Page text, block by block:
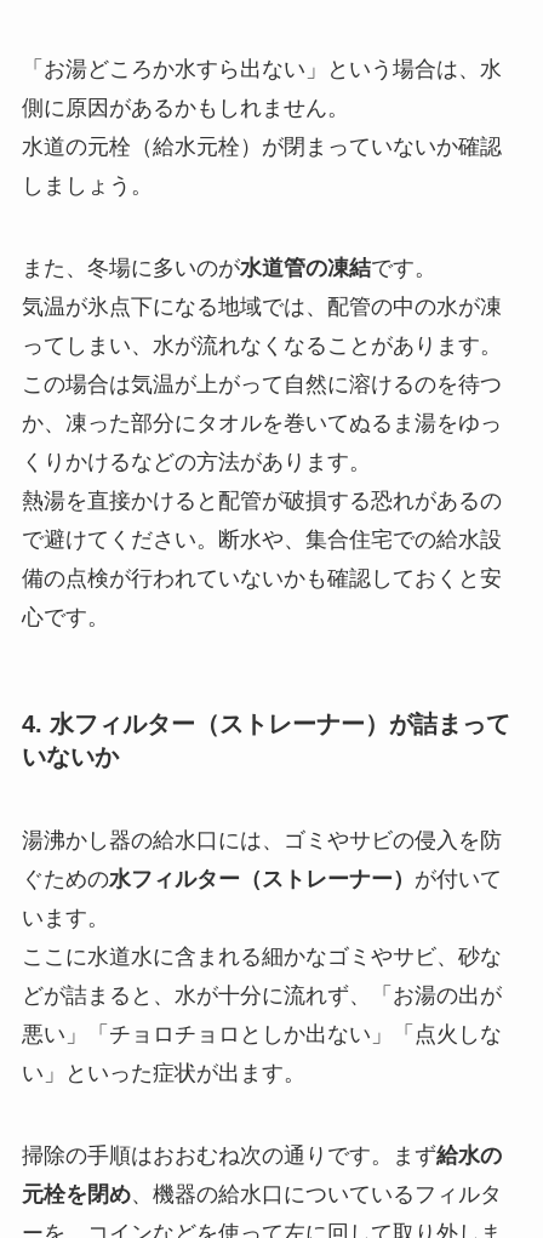
「お湯どころか水すら出ない」という場合は、水
側に原因があるかもしれません。
水道の元栓（給水元栓）が閉まっていないか確認
しましょう。
また、冬場に多いのが水道管の凍結です。
気温が氷点下になる地域では、配管の中の水が凍
ってしまい、水が流れなくなることがあります。
この場合は気温が上がって自然に溶けるのを待つ
か、凍った部分にタオルを巻いてぬるま湯をゆっ
くりかけるなどの方法があります。
熱湯を直接かけると配管が破損する恐れがあるの
で避けてください。断水や、集合住宅での給水設
備の点検が行われていないかも確認しておくと安
心です。
4. 水フィルター（ストレーナー）が詰まって
いないか
湯沸かし器の給水口には、ゴミやサビの侵入を防
ぐための水フィルター（ストレーナー） が付いて
います。
ここに水道水に含まれる細かなゴミやサビ、砂な
どが詰まると、水が十分に流れず、「お湯の出が
悪い」「チョロチョロとしか出ない」「点火しな
い」といった症状が出ます。
掃除の手順はおおむね次の通りです。まず給水の
元栓を閉め、機器の給水口についているフィルタ